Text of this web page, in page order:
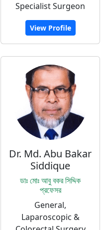
Specialist Surgeon
View Profile
Dr. Md. Abu Bakar
Siddique
ডাঃ মোঃ আবু বকর সিদ্দিক
প্রফেসর
General,
Laparoscopic &